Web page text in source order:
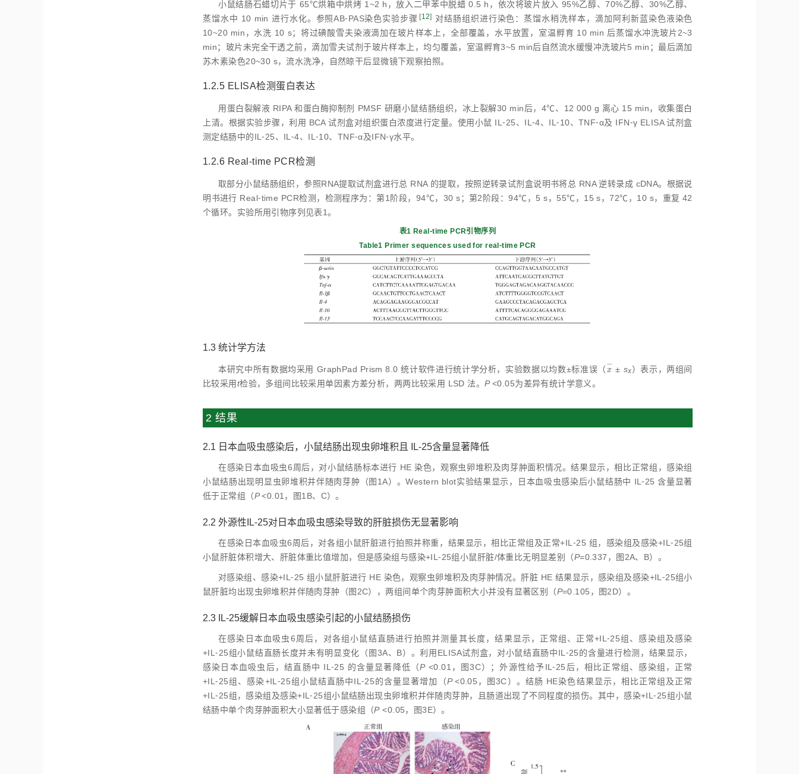
小鼠结肠石蜡切片于 65℃烘箱中烘烤 1~2 h，放入二甲苯中脱蜡 0.5 h，依次将玻片放入 95%乙醇、70%乙醇、30%乙醇、
蒸馏水中 10 min 进行水化。参照AB⁃PAS染色实验步骤 [12] 对结肠组织进行染色：蒸馏水稍洗样本，滴加阿利新蓝染色液染色
10~20 min，水洗 10 s；将过碘酸雪夫染液滴加在玻片样本上，全部覆盖，水平放置，室温孵育 10 min 后蒸馏水冲洗玻片2~3
min；玻片未完全干透之前，滴加雪夫试剂于玻片样本上，均匀覆盖，室温孵育3~5 min后自然流水缓慢冲洗玻片5 min；最后滴加
苏木素染色20~30 s，流水洗净，自然晾干后显微镜下观察拍照。
1.2.5 ELISA检测蛋白表达
用蛋白裂解液 RIPA 和蛋白酶抑制剂 PMSF 研磨小鼠结肠组织，冰上裂解30 min后，4℃、12 000 g 离心 15 min，收集蛋白
上清。根据实验步骤，利用 BCA 试剂盒对组织蛋白浓度进行定量。使用小鼠 IL⁃25、IL⁃4、IL⁃10、TNF⁃α及 IFN⁃γ ELISA 试剂盒
测定结肠中的IL⁃25、IL⁃4、IL⁃10、TNF⁃α及IFN⁃γ水平。
1.2.6 Real⁃time PCR检测
取部分小鼠结肠组织，参照RNA提取试剂盒进行总 RNA 的提取，按照逆转录试剂盒说明书将总 RNA 逆转录成 cDNA。根据说
明书进行 Real⁃time PCR检测，检测程序为：第1阶段，94℃，30 s；第2阶段：94℃，5 s，55℃，15 s，72℃，10 s，重复 42
个循环。实验所用引物序列见表1。
表1 Real⁃time PCR引物序列
Table1 Primer sequences used for real⁃time PCR
1.3 统计学方法
本研究中所有数据均采用 GraphPad Prism 8.0 统计软件进行统计学分析，实验数据以均数±标准误（ x
−
x- ± sx）表示，两组间
比较采用t检验，多组间比较采用单因素方差分析，两两比较采用 LSD 法。P<0.05为差异有统计学意义。
2 结果
2.1 日本血吸虫感染后，小鼠结肠出现虫卵堆积且 IL⁃25含量显著降低
在感染日本血吸虫6周后，对小鼠结肠标本进行 HE 染色，观察虫卵堆积及肉芽肿面积情况。结果显示，相比正常组，感染组
小鼠结肠出现明显虫卵堆积并伴随肉芽肿（图1A）。Western blot实验结果显示，日本血吸虫感染后小鼠结肠中 IL⁃25 含量显著
低于正常组（P<0.01，图1B、C）。
2.2 外源性IL⁃25对日本血吸虫感染导致的肝脏损伤无显著影响
在感染日本血吸虫6周后，对各组小鼠肝脏进行拍照并称重，结果显示，相比正常组及正常+IL⁃25 组，感染组及感染+IL⁃25组
小鼠肝脏体积增大、肝脏体重比值增加，但是感染组与感染+IL⁃25组小鼠肝脏/体重比无明显差别（P=0.337，图2A、B）。
对感染组、感染+IL⁃25 组小鼠肝脏进行 HE 染色，观察虫卵堆积及肉芽肿情况。肝脏 HE 结果显示，感染组及感染+IL⁃25组小
鼠肝脏均出现虫卵堆积并伴随肉芽肿（图2C），两组间单个肉芽肿面积大小并没有显著区别（P=0.105，图2D）。
2.3 IL⁃25缓解日本血吸虫感染引起的小鼠结肠损伤
在感染日本血吸虫6周后，对各组小鼠结直肠进行拍照并测量其长度，结果显示，正常组、正常+IL⁃25组、感染组及感染
+IL⁃25组小鼠结直肠长度并未有明显变化（图3A、B）。利用ELISA试剂盒，对小鼠结直肠中IL⁃25的含量进行检测，结果显示，
感染日本血吸虫后，结直肠中 IL⁃25 的含量显著降低（P<0.01，图3C）；外源性给予IL⁃25后，相比正常组、感染组，正常
+IL⁃25组、感染+IL⁃25组小鼠结直肠中IL⁃25的含量显著增加（P<0.05，图3C）。结肠 HE染色结果显示，相比正常组及正常
+IL⁃25组，感染组及感染+IL⁃25组小鼠结肠出现虫卵堆积并伴随肉芽肿，且肠道出现了不同程度的损伤。其中，感染+IL⁃25组小鼠
结肠中单个肉芽肿面积大小显著低于感染组（P<0.05，图3E）。